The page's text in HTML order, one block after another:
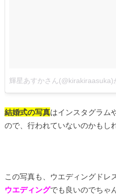
輝星あすかさん(@kirakiraasuka)
結婚式の写真はインスタグラム
ので、行われていないのかもし
この写真も、ウエディングドレ
ウエディングでも良いのでちゃ